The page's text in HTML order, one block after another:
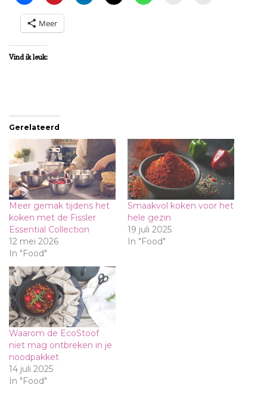
Meer
Vind ik leuk:
Gerelateerd
Meer gemak tijdens het
koken met de Fissler
Essential Collection
12 mei 2026
In "Food"
Smaakvol koken voor het
hele gezin
19 juli 2025
In "Food"
Waarom de EcoStoof
niet mag ontbreken in je
noodpakket
14 juli 2025
In "Food"